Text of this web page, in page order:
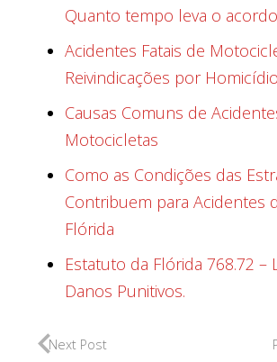
Quanto tempo leva o
Acidentes Fatais de
Reivindicações por
Causas Comuns de
Motocicletas
Como as Condições das
Contribuem para Acidentes
Flórida
Estatuto da Flórida 768.72 –
Danos Punitivos.
Next Post